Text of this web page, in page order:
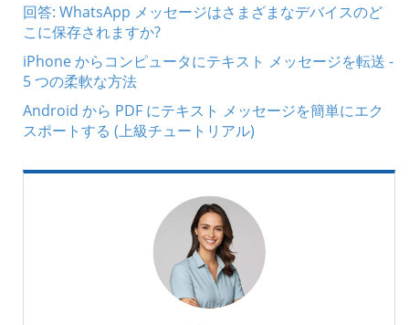
回答: WhatsApp メッセージはさまざまなデバイスのど
こに保存されますか?
iPhone からコンピュータにテキスト メッセージを転送 -
5 つの柔軟な方法
Android から PDF にテキスト メッセージを簡単にエク
スポートする (上級チュートリアル)